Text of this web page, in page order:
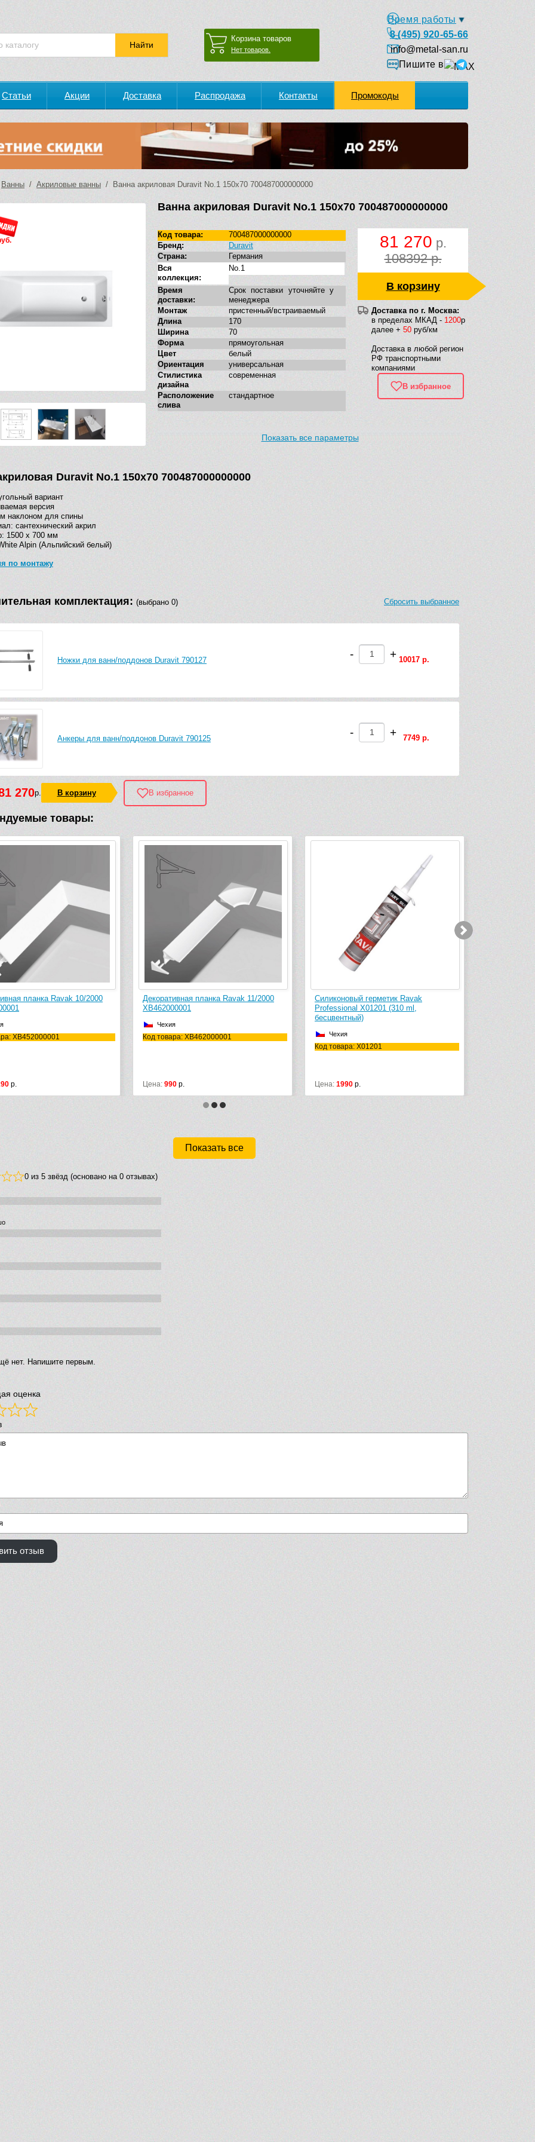
Корзина товаров
Нет товаров.
Время работы
8 (495) 920-65-66
info@metal-san.ru
Пишите в
Статьи Акции Доставка Распродажа Контакты Промокоды
Ванны / Акриловые ванны / Ванна акриловая Duravit No.1 150х70 700487000000000
Ванна акриловая Duravit No.1 150х70 700487000000000
81 270 р.
108392 р.
В корзину
Доставка по г. Москва:
в пределах МКАД - 1200р
далее + 50 руб/км
Доставка в любой регион
РФ транспортными
компаниями
В избранное
Код товара:
700487000000000
Бренд:
Duravit
Страна:
Германия
Вся
коллекция:
No.1
Время
доставки:
Срок поставки уточняйте у
менеджера
Монтаж
пристенный/встраиваемый
Длина
170
Ширина
70
Форма
прямоугольная
Цвет
белый
Ориентация
универсальная
Стилистика
дизайна
современная
Расположение
слива
стандартное
Показать все параметры
Duravit No.1 150х70 700487000000000
вариант
версия
наклоном для спины
сантехнический акрил
1500 х 700 мм
Alpin (Альпийский белый)
по монтажу
комплектация: (выбрано 0) Сбросить выбранное
Ножки для ванн/поддонов Duravit 790127 - + 10017 р.
Анкеры для ванн/поддонов Duravit 790125 - + 7749 р.
270р. В корзину В избранное
товары:
2000
Декоративная планка Ravak 11/2000
Код товара: XB462000001
Силиконовый герметик Ravak
Professional X01201 (310 ml,
Чехия
Силиконовый герметик Ravak
Professional X01200 (310 ml,
Показать все
0 из 5 звёзд (основано на 0 отзывах)
нет. Напишите первым.
оценка
отзыв